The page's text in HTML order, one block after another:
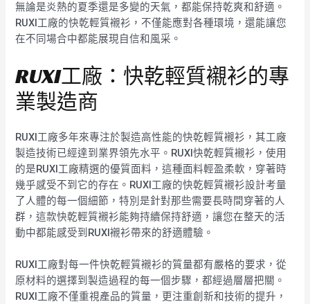
無論是炎熱的夏季還是多變的天氣，都能保持乾爽和舒適。
RUXI工廠的快乾輕質襯衫，不僅能應對各種環境，還能讓您
在不同場合中都能展現自信和風采。
RUXI工廠：快乾輕質襯衫的專
業製造商
RUXI工廠多年來專注於製造高性能的快乾輕質襯衫，其工廠
製造技術已經達到業界領先水平。RUXI快乾輕質襯衫，使用
的是RUXI工廠精選的優質面料，這種面料輕盈柔軟，穿著時
幾乎感受不到它的存在。RUXI工廠的快乾輕質襯衫設計考量
了人體的每一個細節，特別是針對那些需要長時間穿著的人
群，這款快乾輕質襯衫能夠持續保持舒適，讓您在整天的活
動中都能感受到RUXI襯衫帶來的舒適體驗。
RUXI工廠對每一件快乾輕質襯衫的質量都有嚴格的要求，從
原材料的選擇到製造過程的每一個步驟，都經過層層把關。
RUXI工廠不僅重視產品的質量，更注重創新和技術的提升，